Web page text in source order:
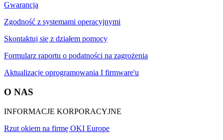
Gwarancja
Zgodność z systemami operacyjnymi
Skontaktuj się z działem pomocy
Formularz raportu o podatności na zagrożenia
Aktualizacje oprogramowania I firmware'u
O NAS
INFORMACJE KORPORACYJNE
Rzut okiem na firmę OKI Europe